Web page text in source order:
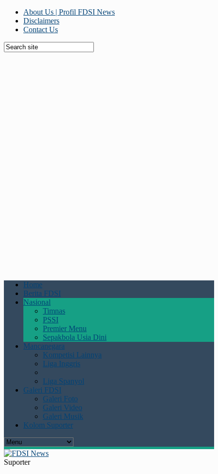
About Us | Profil FDSI News
Disclaimers
Contact Us
Home
Berita FDSI
Nasional
Timnas
PSSI
Premier Menu
Sepakbola Usia Dini
Mancanegara
Kompetisi Lainnya
Liga Inggris
Liga Spanyol
Galeri FDSI
Galeri Foto
Galeri Video
Galeri Musik
Kolom Suporter
Suporter